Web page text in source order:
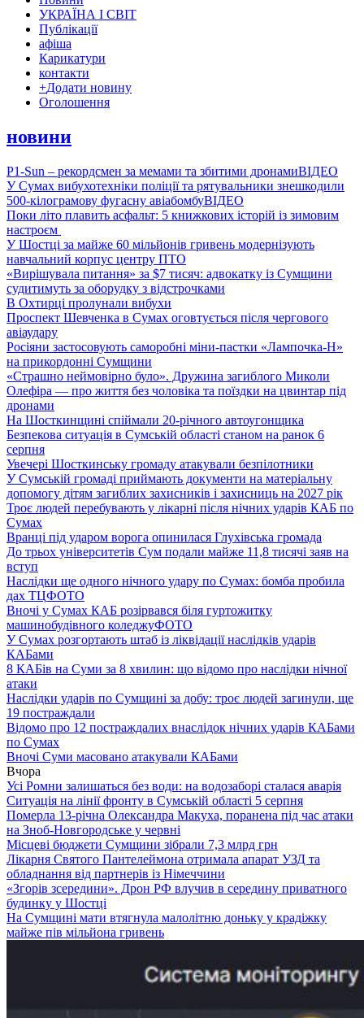
УКРАЇНА І СВІТ
Публікації
афіша
Карикатури
контакти
+Додати новину
Оголошення
новини
P1-Sun – рекордсмен за мемами та збитими дронамиВІДЕО
У Сумах вибухотехніки поліції та рятувальники знешкодили
500-кілограмову фугасну авіабомбуВІДЕО
Поки літо плавить асфальт: 5 книжкових історій із зимовим
настроєм
У Шостці за майже 60 мільйонів гривень модернізують
навчальний корпус центру ПТО
«Вирішувала питання» за $7 тисяч: адвокатку із Сумщини
судитимуть за оборудку з відстрочками
В Охтирці пролунали вибухи
Проспект Шевченка в Сумах оговтується після чергового
авіаудару
Росіяни застосовують саморобні міни-пастки «Лампочка-Н»
на прикордонні Сумщини
«Страшно неймовірно було». Дружина загиблого Миколи
Олефіра — про життя без чоловіка та поїздки на цвинтар під
дронами
На Шосткинщині спіймали 20-річного автоугонщика
Безпекова ситуація в Сумській області станом на ранок 6
серпня
Увечері Шосткинську громаду атакували безпілотники
У Сумській громаді приймають документи на матеріальну
допомогу дітям загиблих захисників і захисниць на 2027 рік
Троє людей перебувають у лікарні після нічних ударів КАБ по
Сумах
Вранці під ударом ворога опинилася Глухівська громада
До трьох університетів Сум подали майже 11,8 тисячі заяв на
вступ
Наслідки ще одного нічного удару по Сумах: бомба пробила
дах ТЦФОТО
Вночі у Сумах КАБ розірвався біля гуртожитку
машинобудівного коледжуФОТО
У Сумах розгортають штаб із ліквідації наслідків ударів
КАБами
8 КАБів на Суми за 8 хвилин: що відомо про наслідки нічної
атаки
Наслідки ударів по Сумщині за добу: троє людей загинули, ще
19 постраждали
Відомо про 12 постраждалих внаслідок нічних ударів КАБами
по Сумах
Вночі Суми масовано атакували КАБами
Вчора
Усі Ромни залишаться без води: на водозаборі сталася аварія
Ситуація на лінії фронту в Сумській області 5 серпня
Померла 13-річна Олександра Макуха, поранена під час атаки
на Зноб-Новгородське у червні
Місцеві бюджети Сумщини зібрали 7,3 млрд грн
Лікарня Святого Пантелеймона отримала апарат УЗД та
обладнання від партнерів із Німеччини
«Згорів зсередини». Дрон РФ влучив в середину приватного
будинку у Шостці
На Сумщині мати втягнула малолітню доньку у крадіжку
майже пів мільйона гривень